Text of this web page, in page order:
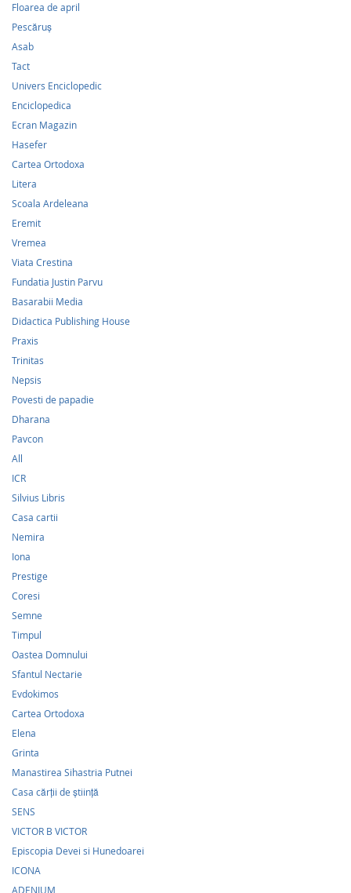
Floarea de april
Pescăruş
Asab
Tact
Univers Enciclopedic
Enciclopedica
Ecran Magazin
Hasefer
Cartea Ortodoxa
Litera
Scoala Ardeleana
Eremit
Vremea
Viata Crestina
Fundatia Justin Parvu
Basarabii Media
Didactica Publishing House
Praxis
Trinitas
Nepsis
Povesti de papadie
Dharana
Pavcon
All
ICR
Silvius Libris
Casa cartii
Nemira
Iona
Prestige
Coresi
Semne
Timpul
Oastea Domnului
Sfantul Nectarie
Evdokimos
Cartea Ortodoxa
Elena
Grinta
Manastirea Sihastria Putnei
Casa cărţii de ştiinţă
SENS
VICTOR B VICTOR
Episcopia Devei si Hunedoarei
ICONA
ADENIUM